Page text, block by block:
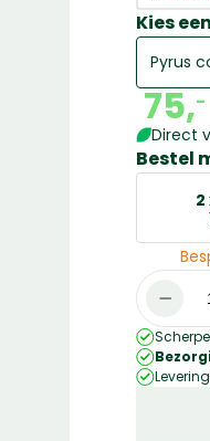
Kies
75,-
Direct
Bestel
2
|
Levering